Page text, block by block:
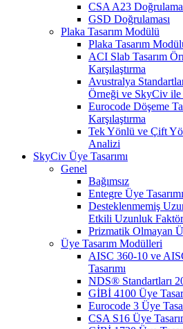
CSA A23
GSD Doğrulaması
Plaka Tasarım Modülü
Plaka Tasarım
ACI Slab Tasarım
Karşılaştırma
Avustralya
Örneği ve SkyCiv ile
Eurocode Döşeme
Karşılaştırma
Tek Yönlü ve Çift
Analizi
SkyCiv Üye Tasarımı
Genel
Bağımsız
Entegre Üye Tasarımı
Desteklenmemiş
Etkili Uzunluk
Prizmatik Olmayan
Üye Tasarım Modülleri
AISC 360-10 ve
Tasarımı
NDS® Standartları
GİBİ 4100 Üye
Eurocode 3 Üye
CSA S16 Üye